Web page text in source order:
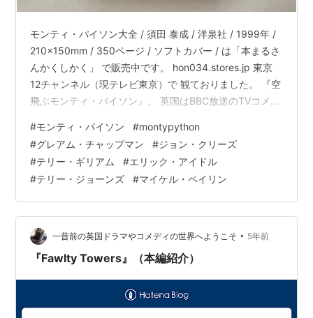
モンティ・パイソン大全 / 須田 泰成 / 洋泉社 / 1999年 /
210x150mm / 350ページ / ソフトカバー / は「本まるさ
んかくしかく」 で販売中です。 hon034.stores.jp 東京
12チャンネル（現テレビ東京）で 観ておりました。 『空
飛ぶモンティ・パイソン』。 英国はBBC放送のTVコメデ
なり面白かった記憶。 しっかり、覚えているコントは
「バカ歩き省」の巻ぐらいなのですが、 それ以上にイン
パクト大だったのが 合間に挿入される切り絵アニメ。 カ
ット＆ペーストの コラージュなアニメ。 新鮮というか
興味津々…
#モンティ・パイソン #montypython
#グレアム・チャップマン #ジョン・クリーズ
#テリー・ギリアム #エリック・アイドル
#テリー・ジョーンズ #マイケル・ペイリン
一昔前の英国ドラマやコメディの世界へようこそ • 5年前
『Fawlty Towers』（本編紹介）